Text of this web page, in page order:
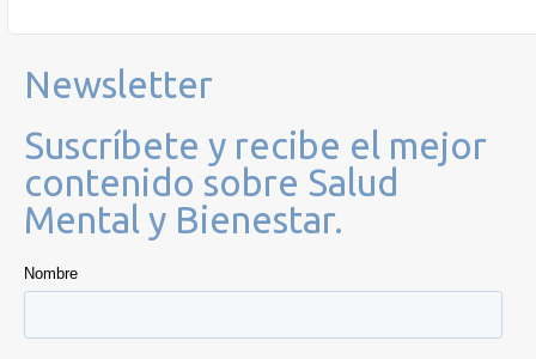
Newsletter
Suscríbete y recibe el mejor
contenido sobre Salud
Mental y Bienestar.